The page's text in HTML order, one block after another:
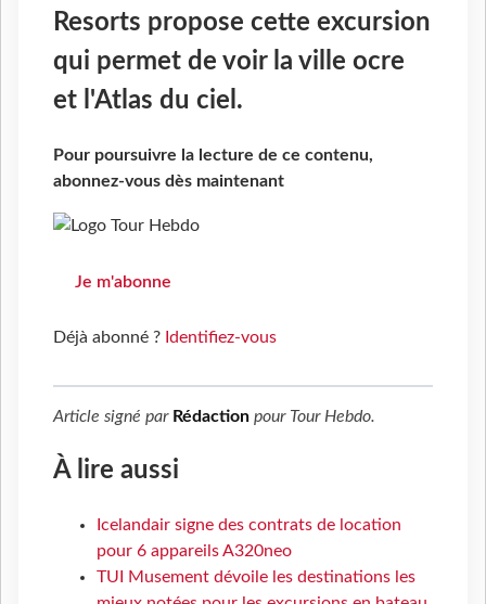
Resorts propose cette excursion
qui permet de voir la ville ocre
et l'Atlas du ciel.
Pour poursuivre la lecture de ce contenu,
abonnez-vous dès maintenant
Je m'abonne
Déjà abonné ? Identifiez-vous
Article signé par Rédaction pour Tour Hebdo.
À lire aussi
Icelandair signe des contrats de location
pour 6 appareils A320neo
TUI Musement dévoile les destinations les